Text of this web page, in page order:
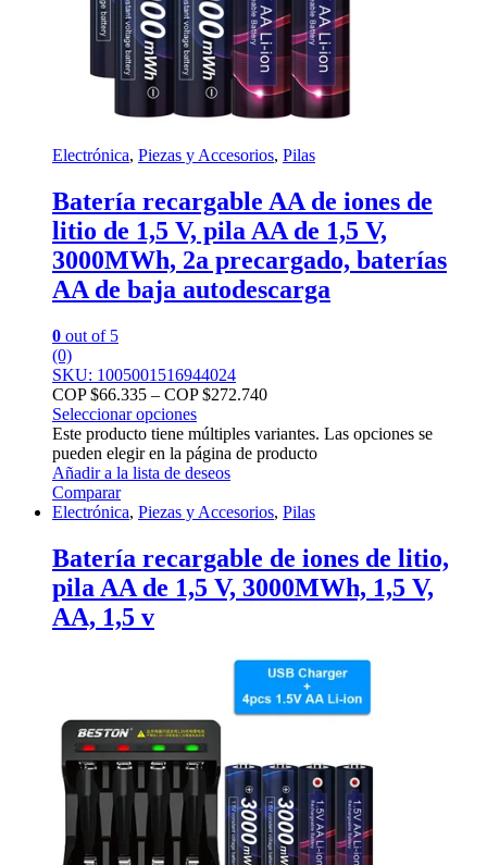
Electrónica, Piezas y Accesorios, Pilas
Batería recargable AA de iones de
litio de 1,5 V, pila AA de 1,5 V,
3000MWh, 2a precargado, baterías
AA de baja autodescarga
0 out of 5
(0)
SKU: 1005001516944024
COP $66.335 – COP $272.740
Seleccionar opciones
Este producto tiene múltiples variantes. Las opciones se
pueden elegir en la página de producto
Añadir a la lista de deseos
Comparar
Electrónica, Piezas y Accesorios, Pilas
Batería recargable de iones de litio,
pila AA de 1,5 V, 3000MWh, 1,5 V,
AA, 1,5 v